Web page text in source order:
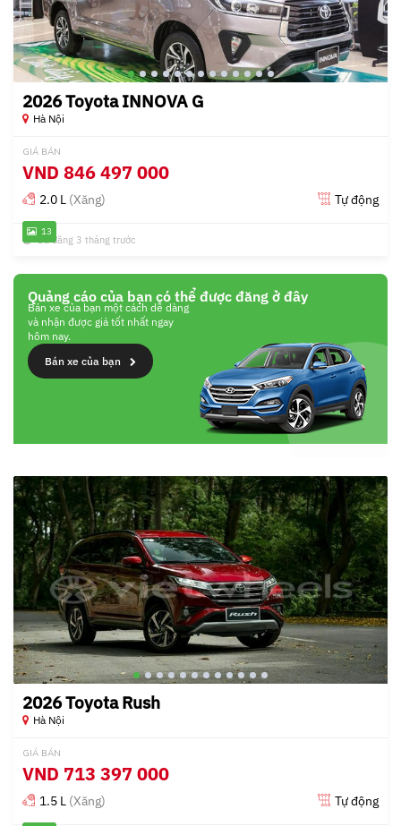
13
2026 Toyota INNOVA G
Hà Nội
GIÁ BÁN
VND 846 497 000
2.0 L (Xăng) Tự động
Đã đăng 3 tháng trước
Quảng cáo của bạn có thể được đăng ở đây
Bán xe của bạn một cách dễ dàng
và nhận được giá tốt nhất ngay
hôm nay.
Bán xe của bạn
2026 Toyota Rush
Hà Nội
GIÁ BÁN
VND 713 397 000
1.5 L (Xăng) Tự động